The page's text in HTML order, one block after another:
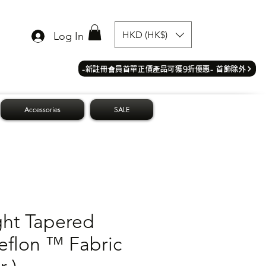
Log In HKD (HK$)
​-新註冊會員首單正價產品可獲9折優惠- 首飾除外
Accessories SALE
Tapered
™ Fabric